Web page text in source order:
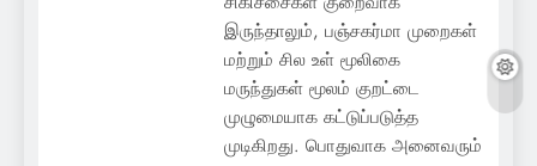
இருந்தாலும், பஞ்சகர்மா முறைகள்
மற்றும் சில உள் மூலிகை
மருந்துகள் மூலம் குறட்டை
முழுமையாக கட்டுப்படுத்த
முடிகிறது. பொதுவாக அனைவரும்